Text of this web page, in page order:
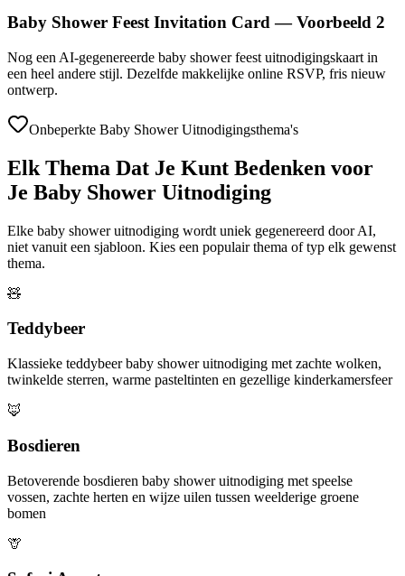
Baby Shower Feest Invitation Card — Voorbeeld 2
Nog een AI-gegenereerde baby shower feest uitnodigingskaart in
een heel andere stijl. Dezelfde makkelijke online RSVP, fris nieuw
ontwerp.
Onbeperkte Baby Shower Uitnodigingsthema's
Elk Thema Dat Je Kunt Bedenken voor
Je Baby Shower Uitnodiging
Elke baby shower uitnodiging wordt uniek gegenereerd door AI,
niet vanuit een sjabloon. Kies een populair thema of typ elk gewenst
thema.
🧸
Teddybeer
Klassieke teddybeer baby shower uitnodiging met zachte wolken,
twinkelde sterren, warme pasteltinten en gezellige kinderkamersfeer
🦊
Bosdieren
Betoverende bosdieren baby shower uitnodiging met speelse
vossen, zachte herten en wijze uilen tussen weelderige groene
bomen
🦒